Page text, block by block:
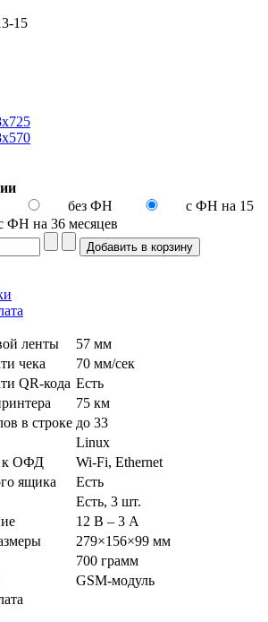
15
без ФН
с ФН на 15
ФН на 36 месяцев
ленты
57 мм
чека
70 мм/сек
QR-кода Есть
75 км
в строке до 33
Linux
к ОФД
Wi-Fi, Ethernet
ящика
Есть
Есть, 3 шт.
12 В – 3 А
279×156×99 мм
700 грамм
GSM-модуль